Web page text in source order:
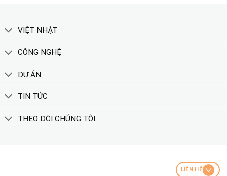
VIỆT NHẬT
CÔNG NGHỆ
DỰ ÁN
TIN TỨC
THEO DÕI CHÚNG TÔI
LIÊN HỆ